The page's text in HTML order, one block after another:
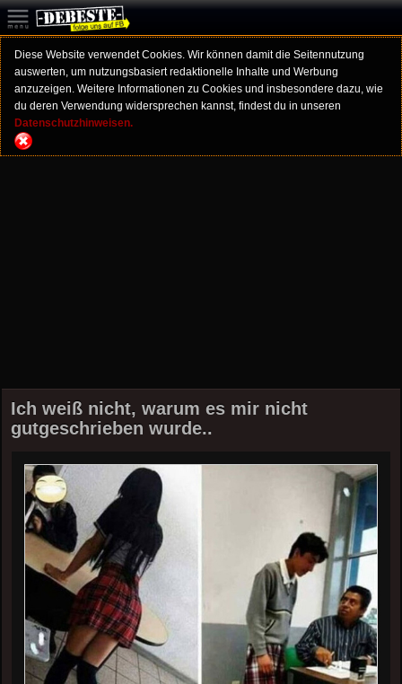
Diese Website verwendet Cookies. Wir können damit die Seitennutzung
auswerten, um nutzungsbasiert redaktionelle Inhalte und Werbung
anzuzeigen. Weitere Informationen zu Cookies und insbesondere dazu, wie
du deren Verwendung widersprechen kannst, findest du in unseren
Datenschutzhinweisen.
Ich weiß nicht, warum es mir nicht
gutgeschrieben wurde..